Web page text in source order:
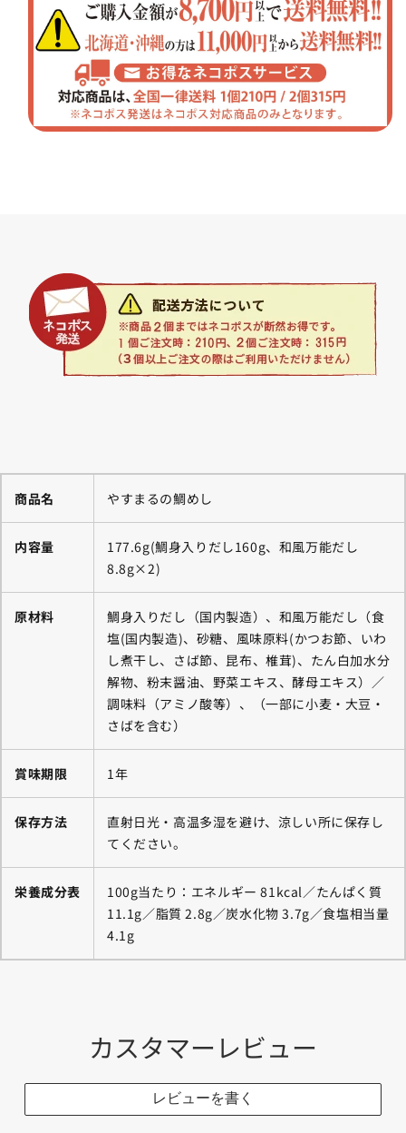
商品名 やすまるの鯛めし
内容量
177.6g(鯛身入りだし160g、和風万能だし
8.8g×2)
原材料
鯛身入りだし（国内製造）、和風万能だし（食
塩(国内製造)、砂糖、風味原料(かつお節、いわ
し煮干し、さば節、昆布、椎茸)、たん白加水分
解物、粉末醤油、野菜エキス、酵母エキス）／
調味料（アミノ酸等）、（一部に小麦・大豆・
さばを含む）
賞味期限 1年
保存方法
直射日光・高温多湿を避け、涼しい所に保存し
てください。
栄養成分表
100g当たり：エネルギー 81kcal／たんぱく質
11.1g／脂質 2.8g／炭水化物 3.7g／食塩相当量
4.1g
カスタマーレビュー
レビューを書く